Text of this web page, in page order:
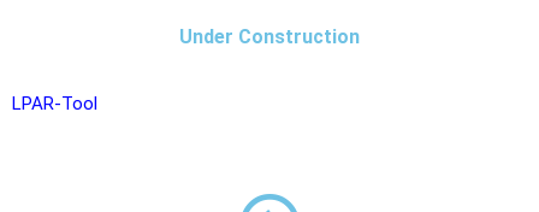
Under Construction
LPAR-Tool